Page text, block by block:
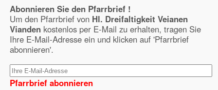
Abonnieren Sie den Pfarrbrief !
Um den Pfarrbrief von Hl. Dreifaltigkeit Veianen
Vianden kostenlos per E-Mail zu erhalten, tragen Sie
Ihre E-Mail-Adresse ein und klicken auf 'Pfarrbrief
abonnieren'.
Pfarrbrief abonnieren